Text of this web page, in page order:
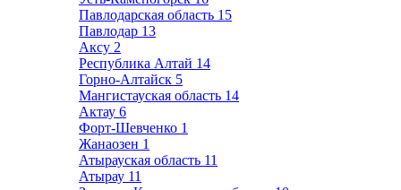
Павлодарская область 15
Павлодар 13
Аксу 2
Республика Алтай 14
Горно-Алтайск 5
Мангистауская область 14
Актау 6
Форт-Шевченко 1
Жанаозен 1
Атырауская область 11
Атырау 11